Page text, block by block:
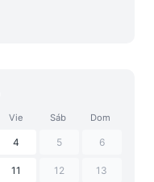
Vie Sáb Dom
4 5 6
11 12 13